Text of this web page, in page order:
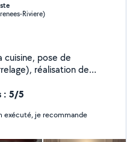
Riviere)
cuisine, pose de
réalisation de
: 5/5
exécuté, je recommande